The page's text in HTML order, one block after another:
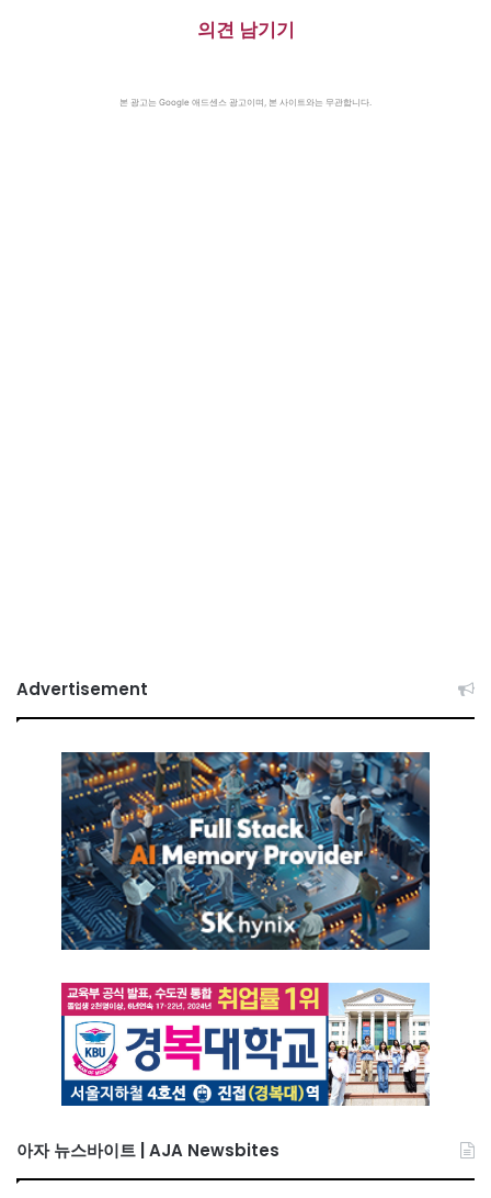
의견 남기기
본 광고는 Google 애드센스 광고이며, 본 사이트와는 무관합니다.
Advertisement
아자 뉴스바이트 | AJA Newsbites